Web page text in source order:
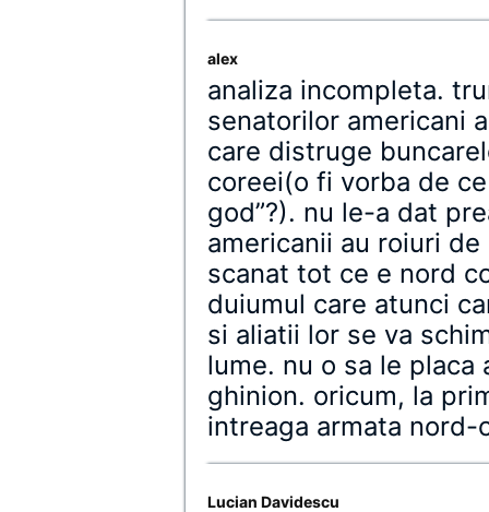
alex
analiza incompleta.
senatorilor americani
care distruge
coreei(o fi vorba de
god”?). nu le-a dat
americanii au roiuri
scanat tot ce e nord
duiumul care atunci
si aliatii lor se va
lume. nu o sa le
ghinion. oricum, la
intreaga armata nord-
Lucian Davidescu